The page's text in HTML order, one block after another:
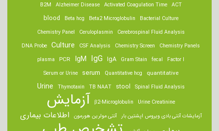
ACT
Activated Coagulation Time
Alzheimer Disease
B2M
Bacterial Culture
Beta2 Microglobulin
Beta hcg
blood
Cerebrospinal Fluid Analysis
Ceruloplasmin
Chemistry Panel
Chemistry Panels
Chemistry Screen
CSF Analysis
Culture
DNA Probe
Factor I
fecal
Gram Stain
IgA
IgG
IgM
PCR
plasma
quantitative
Quantitative hcg
serum
Serum or Urine
Spinal Fluid Analysis
stool
TB NAAT
Thymotaxin
Urine
Urine Creatinine
β2-Microglobulin آزمایش
آزمایشات آنتی بادی ویروس اپشتین بار آنتی مولرین هورمون اطلاعات بیماری